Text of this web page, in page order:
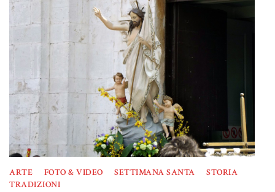
ARTE FOTO & VIDEO SETTIMANA SANTA
STORIA
TRADIZIONI